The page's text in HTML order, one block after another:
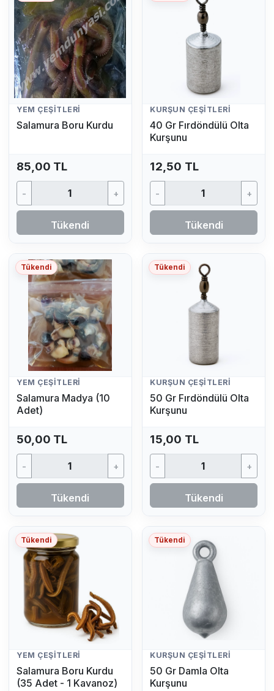
YEM ÇEŞITLERI
Salamura Boru Kurdu
85,00 TL
- +
Tükendi
KURŞUN ÇEŞITLERI
40 Gr Fırdöndülü Olta
Kurşunu
12,50 TL
- +
Tükendi
Tükendi
YEM ÇEŞITLERI
Salamura Madya (10
Adet)
50,00 TL
- +
Tükendi
Tükendi
KURŞUN ÇEŞITLERI
50 Gr Fırdöndülü Olta
Kurşunu
15,00 TL
- +
Tükendi
Tükendi
YEM ÇEŞITLERI
Salamura Boru Kurdu
(35 Adet - 1 Kavanoz)
Tükendi
KURŞUN ÇEŞITLERI
50 Gr Damla Olta
Kurşunu